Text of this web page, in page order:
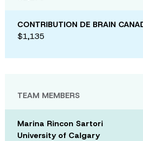
CONTRIBUTION DE BRAIN
$1,135
TEAM MEMBERS
Marina Rincon Sartori
University of Calgary